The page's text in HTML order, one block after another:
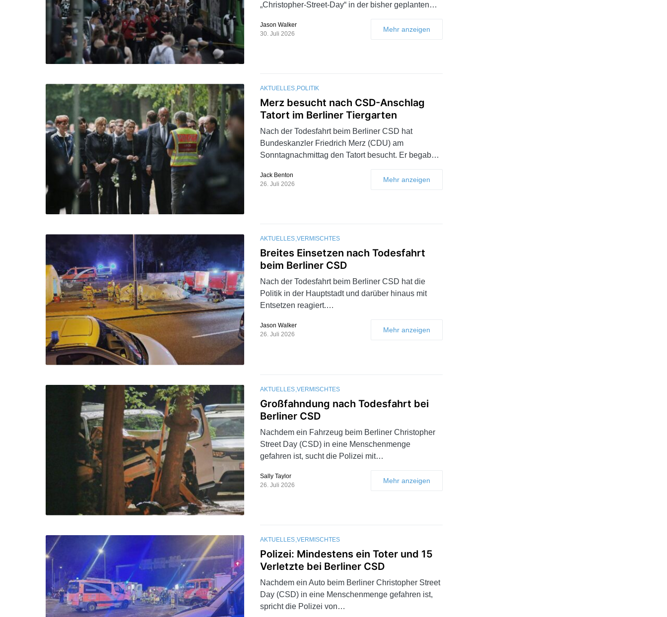
„Christopher-Street-Day“ in der bisher geplanten…
Jason Walker
30. Juli 2026
Mehr anzeigen
AKTUELLES POLITIK
Merz besucht nach CSD-Anschlag
Tatort im Berliner Tiergarten
Nach der Todesfahrt beim Berliner CSD hat
Bundeskanzler Friedrich Merz (CDU) am
Sonntagnachmittag den Tatort besucht. Er begab…
Jack Benton
26. Juli 2026
Mehr anzeigen
AKTUELLES VERMISCHTES
Breites Einsetzen nach Todesfahrt
beim Berliner CSD
Nach der Todesfahrt beim Berliner CSD hat die
Politik in der Hauptstadt und darüber hinaus mit
Entsetzen reagiert.…
Jason Walker
26. Juli 2026
Mehr anzeigen
AKTUELLES VERMISCHTES
Großfahndung nach Todesfahrt bei
Berliner CSD
Nachdem ein Fahrzeug beim Berliner Christopher
Street Day (CSD) in eine Menschenmenge
gefahren ist, sucht die Polizei mit…
Sally Taylor
26. Juli 2026
Mehr anzeigen
AKTUELLES VERMISCHTES
Polizei: Mindestens ein Toter und 15
Verletzte bei Berliner CSD
Nachdem ein Auto beim Berliner Christopher Street
Day (CSD) in eine Menschenmenge gefahren ist,
spricht die Polizei von…